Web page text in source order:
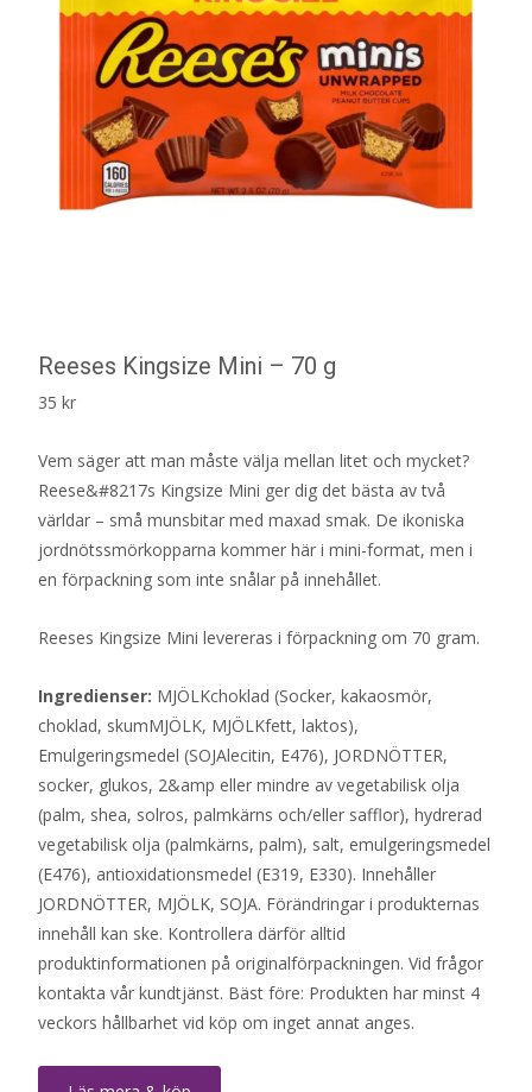
Reeses Kingsize Mini – 70 g
35 kr
Vem säger att man måste välja mellan litet och mycket?
Reese&#8217s Kingsize Mini ger dig det bästa av två
världar – små munsbitar med maxad smak. De ikoniska
jordnötssmörkopparna kommer här i mini-format, men i
en förpackning som inte snålar på innehållet.
Reeses Kingsize Mini levereras i förpackning om 70 gram.
Ingredienser: MJÖLKchoklad (Socker, kakaosmör,
choklad, skumMJÖLK, MJÖLKfett, laktos),
Emulgeringsmedel (SOJAlecitin, E476), JORDNÖTTER,
socker, glukos, 2&amp eller mindre av vegetabilisk olja
(palm, shea, solros, palmkärns och/eller safflor), hydrerad
vegetabilisk olja (palmkärns, palm), salt, emulgeringsmedel
(E476), antioxidationsmedel (E319, E330). Innehåller
JORDNÖTTER, MJÖLK, SOJA. Förändringar i produkternas
innehåll kan ske. Kontrollera därför alltid
produktinformationen på originalförpackningen. Vid frågor
kontakta vår kundtjänst. Bäst före: Produkten har minst 4
veckors hållbarhet vid köp om inget annat anges.